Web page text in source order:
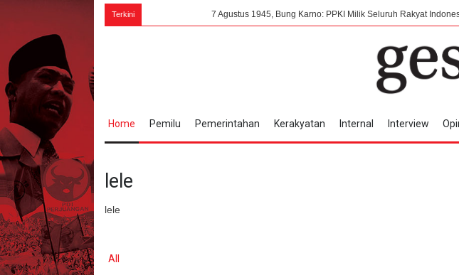
Terkini 7 Agustus 1945, Bung Karno: PPKI Milik Seluruh Rakyat Indonesia Tanpa
Home Pemilu Pemerintahan Kerakyatan Internal Interview
lele
lele
All